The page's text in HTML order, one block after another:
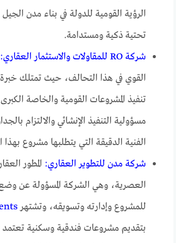
الرؤية القومية للدولة في بناء مدن الجيل
تحتية ذكية ومستدامة.
شركة RO للمقاولات والاستثمار العقاري:
القوي في هذا التحالف، حيث تمتلك
تنفيذ المشروعات القومية والخاصة
مسؤولية التنفيذ الإنشائي والالتزام
الفنية الدقيقة التي يتطلبها مشروع
شركة مدن للتطوير العقاري: المطور
العصرية، وهي الشركة المسؤولة عن وضع
للمشروع وإدارته وتسويقه، وتشتهر
بتقديم مشروعات فندقية وسكنية تعتمد